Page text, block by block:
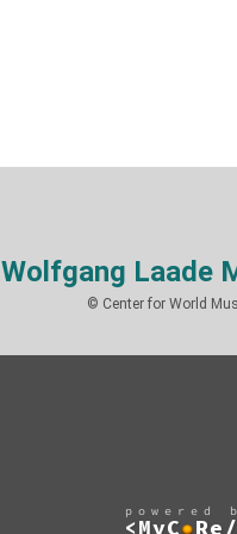
Wolfgang Laade
© Center for World